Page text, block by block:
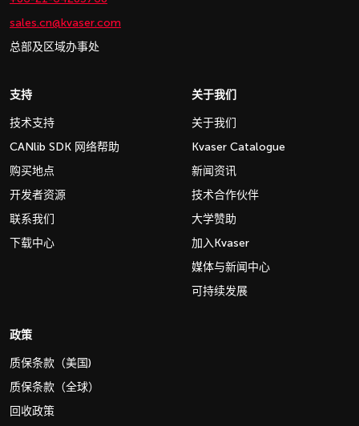
sales.cn@kvaser.com
总部及区域办事处
支持
技术支持
CANlib SDK 网络帮助
购买地点
开发者资源
联系我们
下载中心
关于我们
关于我们
Kvaser Catalogue
新闻资讯
技术合作伙伴
大学赞助
加入Kvaser
媒体与新闻中心
可持续发展
政策
质保条款（美国)
质保条款（全球）
回收政策